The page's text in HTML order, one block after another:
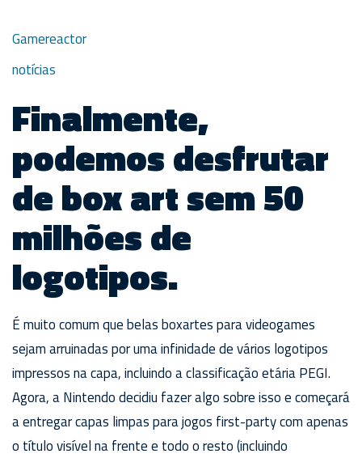
Gamereactor
notícias
Finalmente,
podemos desfrutar
de box art sem 50
milhões de
logotipos.
É muito comum que belas boxartes para videogames
sejam arruinadas por uma infinidade de vários logotipos
impressos na capa, incluindo a classificação etária PEGI.
Agora, a Nintendo decidiu fazer algo sobre isso e começará
a entregar capas limpas para jogos first-party com apenas
o título visível na frente e todo o resto (incluindo